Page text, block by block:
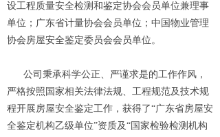
设工程质量安全检测和鉴定协会会员单位兼理事
单位；广东省计量协会会员单位；中国物业管理
协会房屋安全鉴定委员会会员单位。
公司秉承科学公正、严谨求是的工作作风，
严格按照国家相关法律法规、工程规范及技术规
程开展房屋安全鉴定工作，获得了“广东省房屋安
全鉴定机构乙级单位”资质及“国家检验检测机构